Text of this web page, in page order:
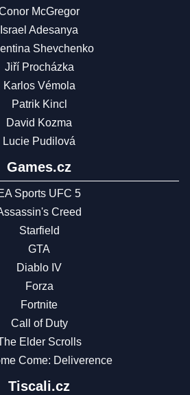
McGregor
Israel Adesanya
Shevchenko
Jiří Procházka
Karlos Vémola
Patrik Kincl
David Kozma
Lucie Pudilová
Games.cz
Sports UFC 5
Creed
Starfield
GTA
Diablo IV
Forza
Fortnite
Call of Duty
Elder Scrolls
Come: Deliverence
Tiscali.cz